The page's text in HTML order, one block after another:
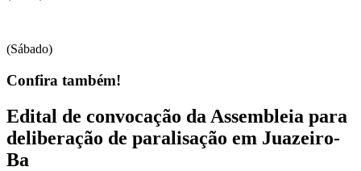
(Sábado)
Confira também!
Edital de convocação da Assembleia para
deliberação de paralisação em Juazeiro-
Ba